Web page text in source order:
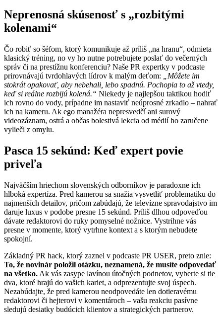
Neprenosná skúsenosť s „rozbitými
kolenami“
Čo robiť so šéfom, ktorý komunikuje až príliš „na hranu“, odmieta
klasický tréning, no vy ho nutne potrebujete poslať do večerných
správ či na prestížnu konferenciu? Naše PR expertky v podcaste
prirovnávajú tvrdohlavých lídrov k malým deťom:
„Môžete im
stokrát opakovať, aby nebehali, lebo spadnú. Pochopia to až vtedy,
keď si reálne rozbijú kolená.“ Niekedy je najlepšou taktikou hodiť
ich rovno do vody, prípadne im nastaviť neúprosné zrkadlo – nahrať
ich na kameru. Ak ego manažéra nepresvedčí ani surový
videozáznam, ostrá a občas bolestivá lekcia od médií ho zaručene
vylieči z omylu.
Pasca 15 sekúnd: Keď expert povie
priveľa
Najväčším hriechom slovenských odborníkov je paradoxne ich
hlboká expertíza. Pred kamerou sa snažia vysvetliť problematiku do
najmenších detailov, pričom zabúdajú, že televízne spravodajstvo im
daruje luxus v podobe presne 15 sekúnd. Príliš dlhou odpoveďou
dávate redaktorovi do ruky pomyselné nožnice. Vystrihne vás
presne v momente, ktorý vytrhne kontext a s ktorým nebudete
spokojní.
Základný PR hack, ktorý zaznel v podcaste PR USER, preto znie:
To, že novinár položil otázku, neznamená, že musíte odpovedať
na všetko. Ak vás zasype lavínou útočných podnetov, vyberte si tie
dva, ktoré hrajú do vašich kariet, a odprezentujte svoj úspech.
Nezabúdajte, že pred kamerou neodpovedáte len dotieravému
redaktorovi či hejterovi v komentároch – vašu reakciu pasívne
sledujú desiatky budúcich klientov a strategických partnerov.